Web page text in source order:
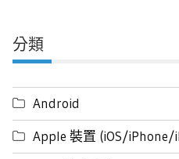
分類
Android
Apple 裝置 (iOS/iPhone/